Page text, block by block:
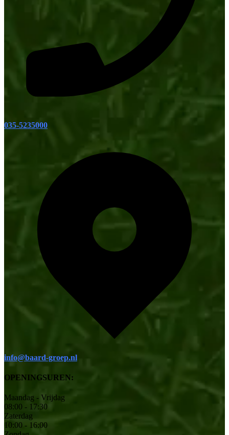
035-5235000
info@baard-groep.nl
OPENINGSUREN:
Maandag - Vrijdag
08:00 - 17:30
Zaterdag
10:00 - 16:00